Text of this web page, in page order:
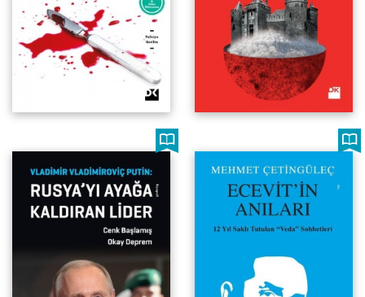
Vladimir Vladimiroviç Putin
12 Yıl Saklı Tutulan Veda
Sohbetleri